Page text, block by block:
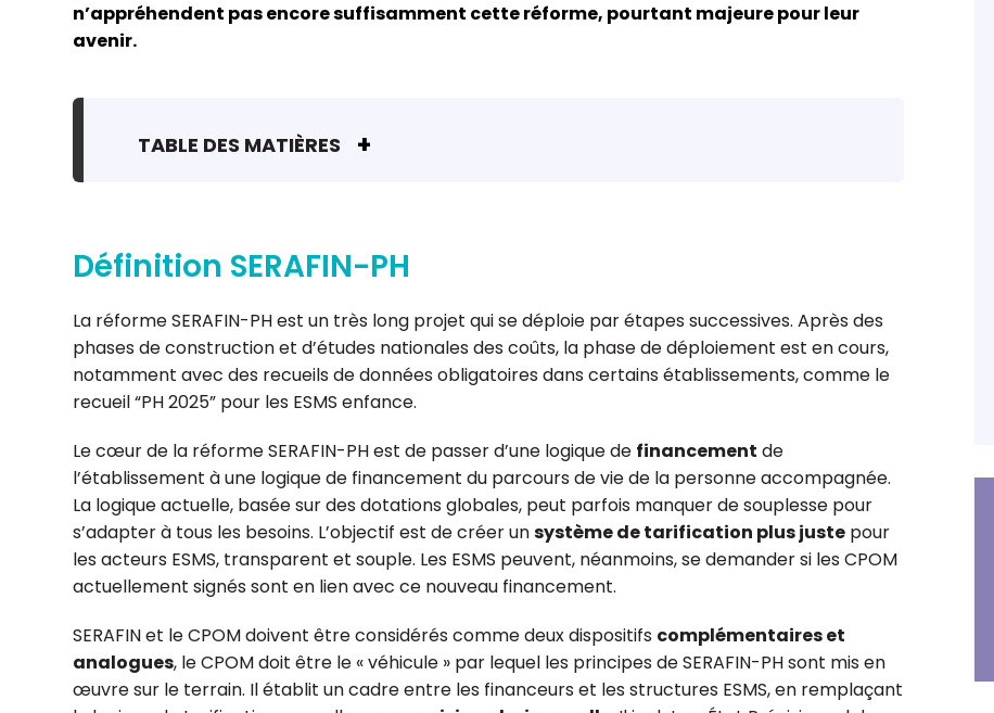
n’appréhendent pas encore suffisamment cette réforme, pourtant majeure pour leur
avenir.
TABLE DES MATIÈRES
Définition SERAFIN-PH
La réforme SERAFIN-PH est un très long projet qui se déploie par étapes successives. Après des
phases de construction et d’études nationales des coûts, la phase de déploiement est en cours,
notamment avec des recueils de données obligatoires dans certains établissements, comme le
recueil “PH 2025” pour les ESMS enfance.
Le cœur de la réforme SERAFIN-PH est de passer d’une logique de financement de
l’établissement à une logique de financement du parcours de vie de la personne accompagnée.
La logique actuelle, basée sur des dotations globales, peut parfois manquer de souplesse pour
s’adapter à tous les besoins. L’objectif est de créer unsystème de tarification plus juste pour
les acteurs ESMS, transparent et souple. Les ESMS peuvent, néanmoins, se demander si les CPOM
actuellement signés sont en lien avec ce nouveau financement.
SERAFIN et le CPOM doivent être considérés comme deux dispositifs complémentaires et
analogues, le CPOM doit être le « véhicule » par lequel les principes de SERAFIN-PH sont mis en
œuvre sur le terrain. Il établit un cadre entre les financeurs et les structures ESMS, en remplaçant
Julien Barbeau
Expert-comptable, associé,
responsable régional ESS
Ouest-Atlantique
Anne Makala
Expert-comptable,
commissaire aux comptes,
associée, responsable
Isabelle Prunier
Expert-comptable,
responsable régionale ESS Ile-